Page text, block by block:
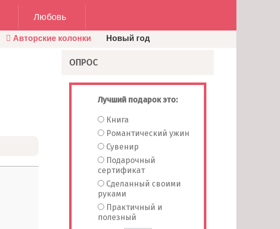
Любовь
Авторские колонки Новый год
ОПРОС
Лучший подарок это:
Книга
Романтический ужин
Сувенир
Подарочный
сертификат
Сделанный своими
руками
Практичный и
полезный